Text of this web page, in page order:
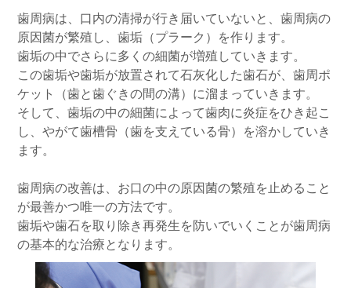
歯周病は、口内の清掃が行き届いていないと、歯周病の
原因菌が繁殖し、歯垢（プラーク）を作ります。
歯垢の中でさらに多くの細菌が増殖していきます。
この歯垢や歯垢が放置されて石灰化した歯石が、歯周ポ
ケット（歯と歯ぐきの間の溝）に溜まっていきます。
そして、歯垢の中の細菌によって歯肉に炎症をひき起こ
し、やがて歯槽骨（歯を支えている骨）を溶かしていき
ます。
歯周病の改善は、お口の中の原因菌の繁殖を止めること
が最善かつ唯一の方法です。
歯垢や歯石を取り除き再発生を防いでいくことが歯周病
の基本的な治療となります。